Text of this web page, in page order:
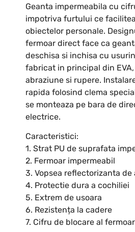
Geanta impermeabila cu
impotriva furtului ce
obiectelor personale.
fermoar direct face ca
deschisa si inchisa cu
fabricat in principal din
abraziune si rupere.
rapida folosind clema
se monteaza pe bara de
electrice.
Caracteristici:
1. Strat PU de suprafata
2. Fermoar impermeabil
3. Vopsea reflectorizanta de
4. Protectie dura a cochiliei
5. Extrem de usoara
6. Rezistența la cadere
7. Cifru de blocare al